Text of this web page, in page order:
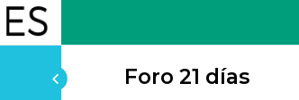
Foro 21 días